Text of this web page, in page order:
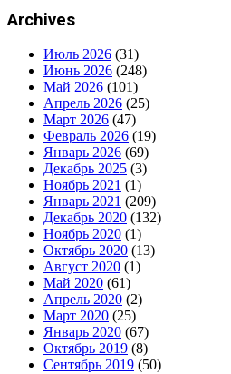
Archives
Июль 2026 (31)
Июнь 2026 (248)
Май 2026 (101)
Апрель 2026 (25)
Март 2026 (47)
Февраль 2026 (19)
Январь 2026 (69)
Декабрь 2025 (3)
Ноябрь 2021 (1)
Январь 2021 (209)
Декабрь 2020 (132)
Ноябрь 2020 (1)
Октябрь 2020 (13)
Август 2020 (1)
Май 2020 (61)
Апрель 2020 (2)
Март 2020 (25)
Январь 2020 (67)
Октябрь 2019 (8)
Сентябрь 2019 (50)